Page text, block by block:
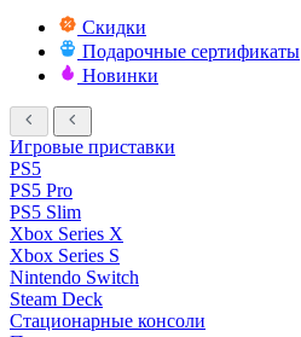
Скидки
Подарочные сертификаты
Новинки
Игровые приставки
PS5
PS5 Pro
PS5 Slim
Xbox Series X
Xbox Series S
Nintendo Switch
Steam Deck
Стационарные консоли